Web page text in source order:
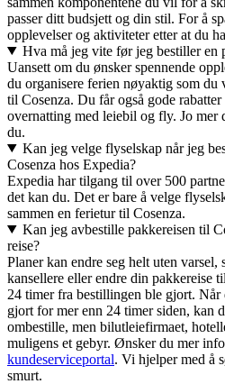
passer ditt budsjett og din stil. For å
opplevelser og aktiviteter etter at du
Hva må jeg vite før jeg bestiller en
Uansett om du ønsker spennende
du organisere ferien nøyaktig som du
til Cosenza. Du får også gode
overnatting med leiebil og fly. Jo mer
du.
Kan jeg velge flyselskap når jeg
Cosenza hos Expedia?
Expedia har tilgang til over 500
det kan du. Det er bare å velge
sammen en ferietur til Cosenza.
Kan jeg avbestille pakkereisen til
reise?
Planer kan endre seg helt uten
kansellere eller endre din pakkereise
24 timer fra bestillingen ble gjort.
gjort for mer enn 24 timer siden, kan
ombestille, men bilutleiefirmaet,
muligens et gebyr. Ønsker du mer
kundeserviceportal. Vi hjelper med å
smurt.